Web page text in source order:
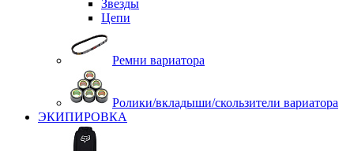
Звезды
Цепи
Ремни вариатора
Ролики/вкладыши/скользители вариатора
ЭКИПИРОВКА